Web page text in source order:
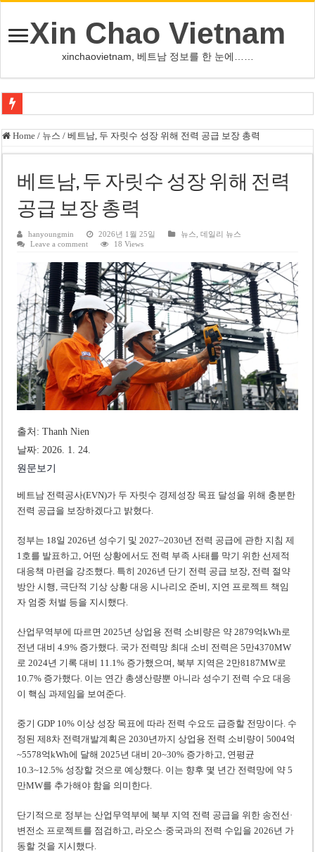
Xin Chao Vietnam
xinchaovietnam, 베트남 정보를 한 눈에……
오덕 목사, 32년 베트남 삶 담은 첫 디카시집 ‘한 컷의 서정’ 출간
베트남 화학·플라스틱 기업 납세 상위 10곳 공개…절반은 국영기업
MWG 대표 “올해 이익 목표 9조2천억동, 2~3개월 조기 달성 자신”
FIFA 인판티노 회장, 유럽 축구계·북미 정치권 불신임 압박 직면
호찌민시, 올해 국경절 연휴 5일 연속 휴무 확정… 8월 29일~9월 2일
우크라이나 전황 1,623일: 키이우, 탄도미사일 요격 실패…드론, 모스크바 집
호찌민 Đá Đỏ 수로 정비 사업, 2026년 말 완공 목표
미 국방부, 육군 참모총장 임명 난항
조세심판원, 배우 유연석 30억 세금 불복 청구 기각
Home / 뉴스 / 베트남, 두 자릿수 성장 위해 전력 공급 보장 총력
베트남, 두 자릿수 성장 위해 전력
공급 보장 총력
hanyoungmin 2026년 1월 25일 뉴스 ,데일리 뉴스
Leave a comment
18 Views
출처: Thanh Nien
날짜: 2026. 1. 24.
원문보기
베트남 전력공사(EVN)가 두 자릿수 경제성장 목표 달성을 위해 충분한
전력 공급을 보장하겠다고 밝혔다.
정부는 18일 2026년 성수기 및 2027~2030년 전력 공급에 관한 지침 제
1호를 발표하고, 어떤 상황에서도 전력 부족 사태를 막기 위한 선제적
대응책 마련을 강조했다. 특히 2026년 단기 전력 공급 보장, 전력 절약
방안 시행, 극단적 기상 상황 대응 시나리오 준비, 지연 프로젝트 책임
자 엄중 처벌 등을 지시했다.
산업무역부에 따르면 2025년 상업용 전력 소비량은 약 2879억kWh로
전년 대비 4.9% 증가했다. 국가 전력망 최대 소비 전력은 5만4370MW
로 2024년 기록 대비 11.1% 증가했으며, 북부 지역은 2만8187MW로
10.7% 증가했다. 이는 연간 총생산량뿐 아니라 성수기 전력 수요 대응
이 핵심 과제임을 보여준다.
중기 GDP 10% 이상 성장 목표에 따라 전력 수요도 급증할 전망이다. 수
정된 제8차 전력개발계획은 2030년까지 상업용 전력 소비량이 5004억
~5578억kWh에 달해 2025년 대비 20~30% 증가하고, 연평균
10.3~12.5% 성장할 것으로 예상했다. 이는 향후 몇 년간 전력망에 약 5
만MW를 추가해야 함을 의미한다.
단기적으로 정부는 산업무역부에 북부 지역 전력 공급을 위한 송전선·
변전소 프로젝트를 점검하고, 라오스·중국과의 전력 수입을 2026년 가
동할 것을 지시했다.